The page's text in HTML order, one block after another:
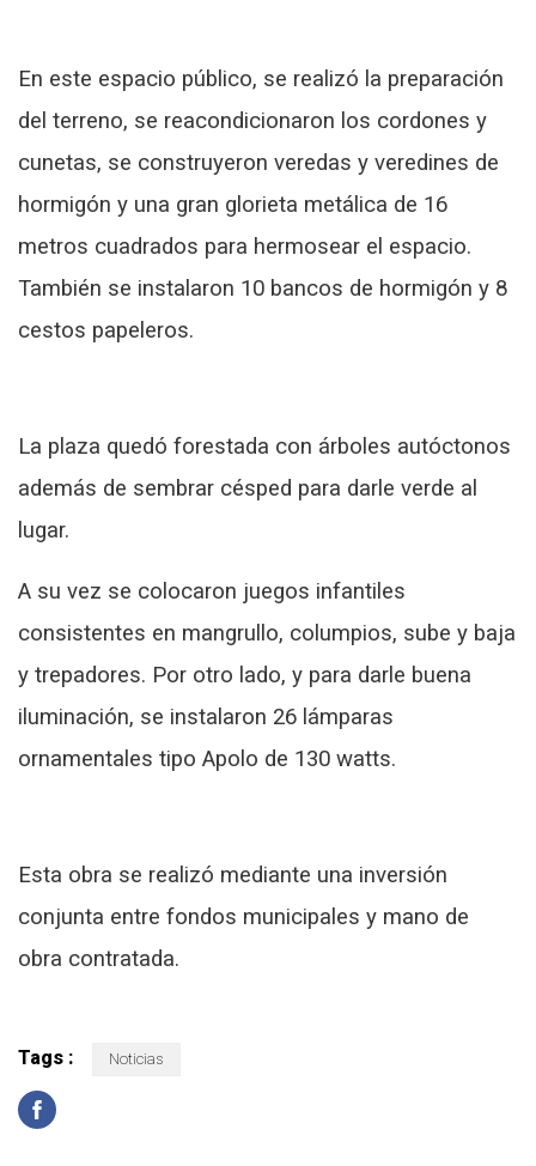
En este espacio público, se realizó la preparación
del terreno, se reacondicionaron los cordones y
cunetas, se construyeron veredas y veredines de
hormigón y una gran glorieta metálica de 16
metros cuadrados para hermosear el espacio.
También se instalaron 10 bancos de hormigón y 8
cestos papeleros.
La plaza quedó forestada con árboles autóctonos
además de sembrar césped para darle verde al
lugar.
A su vez se colocaron juegos infantiles
consistentes en mangrullo, columpios, sube y baja
y trepadores. Por otro lado, y para darle buena
iluminación, se instalaron 26 lámparas
ornamentales tipo Apolo de 130 watts.
Esta obra se realizó mediante una inversión
conjunta entre fondos municipales y mano de
obra contratada.
Tags : Noticias